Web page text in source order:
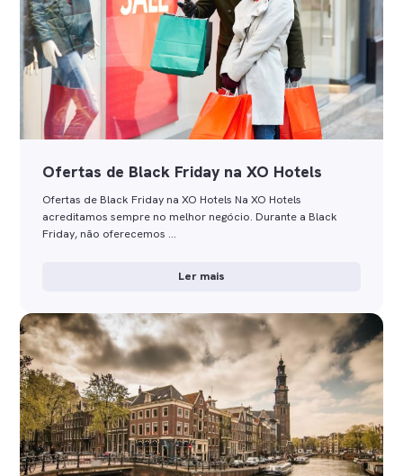
Ofertas de Black Friday na XO Hotels
Ofertas de Black Friday na XO Hotels Na XO Hotels
acreditamos sempre no melhor negócio. Durante a Black
Friday, não oferecemos …
Ler mais